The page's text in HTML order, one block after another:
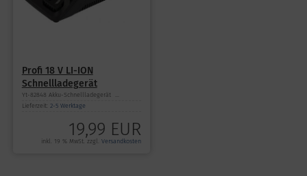
Profi 18 V LI-ION
Schnellladegerät
Yt-82848 Akku-Schnellladegerät ...
Lieferzeit:
2-5 Werktage
19,99 EUR
inkl. 19 % MwSt. zzgl.Versandkosten